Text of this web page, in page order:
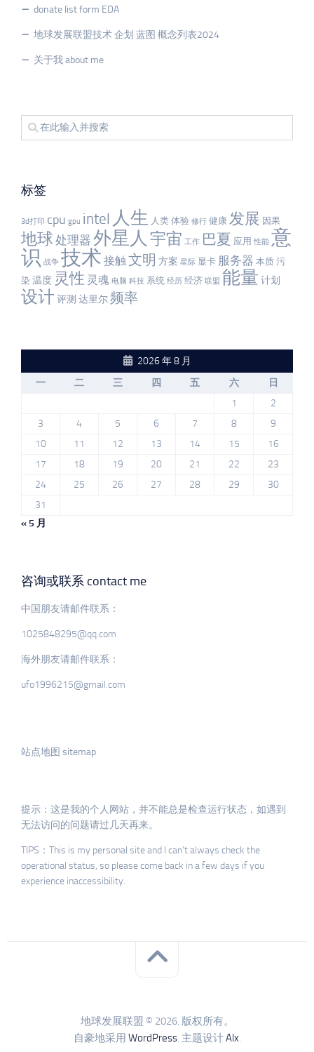
donate list form EDA
地球发展联盟技术 企划 蓝图 概念列表2024
关于我 about me
标签
3d打印 cpu gpu intel 人生 人类 体验 修行 健康 发展 因果
地球 处理器 外星人 宇宙 工作 巴夏 应用 性能 意
识 战争 技术 接触文明 方案 星际 显卡 服务器 本质 污
染 温度 灵性 灵魂 电脑 科技 系统 经历 经济 联盟 能量 计划
设计评测 达里尔频率
2026 年 8 月
一
二 三 四 五 六
日
1
2
3
4 5 6 7 8
9
10
11 12 13 14 15
16
17
18 19 20 21 22
23
24
25 26 27 28 29
30
31
« 5 月
咨询或联系 contact me
中国朋友请邮件联系：
1025848295@qq.com
海外朋友请邮件联系：
ufo1996215@gmail.com
站点地图 sitemap
提示：这是我的个人网站，并不能总是检查运行状态，如遇到
无法访问的问题请过几天再来。
TIPS：This is my personal site and I can’t always check the
operational status, so please come back in a few days if you
experience inaccessibility.
地球发展联盟 © 2026. 版权所有。
自豪地采用 WordPress. 主题设计Alx.